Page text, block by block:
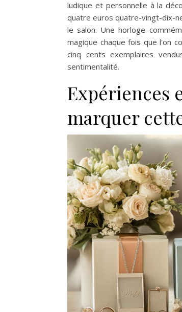
ludique et personnelle à la
quatre euros quatre-vingt-dix-
le salon. Une horloge
magique chaque fois que l'on
cinq cents exemplaires
sentimentalité.
Expériences
marquer